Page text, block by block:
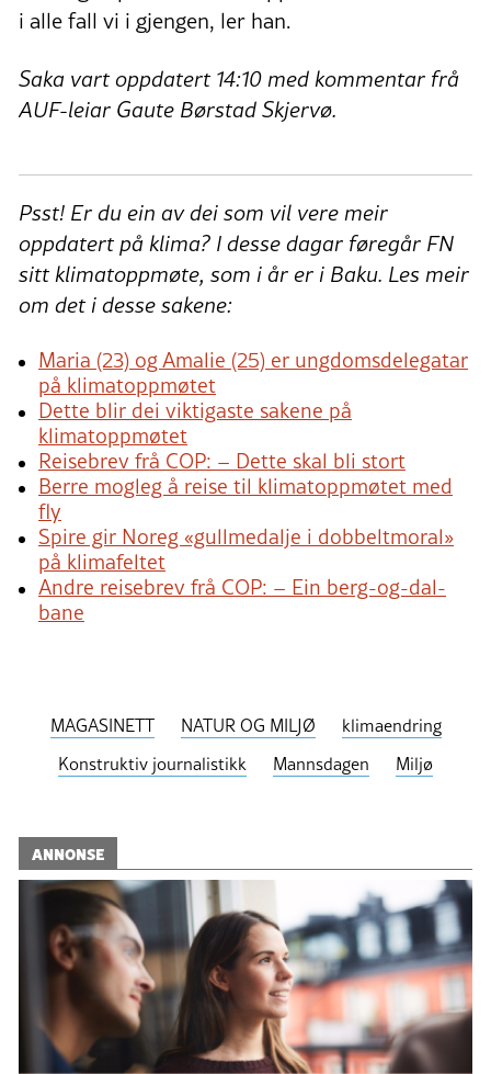
i alle fall vi i gjengen, ler han.
Saka vart oppdatert 14:10 med kommentar frå
AUF-leiar Gaute Børstad Skjervø.
Psst! Er du ein av dei som vil vere meir
oppdatert på klima? I desse dagar føregår FN
sitt klimatoppmøte, som i år er i Baku. Les meir
om det i desse sakene:
Maria (23) og Amalie (25) er ungdomsdelegatar
på klimatoppmøtet
Dette blir dei viktigaste sakene på
klimatoppmøtet
Reisebrev frå COP: – Dette skal bli stort
Berre mogleg å reise til klimatoppmøtet med
fly
Spire gir Noreg «gullmedalje i dobbeltmoral»
på klimafeltet
Andre reisebrev frå COP: – Ein berg-og-dal-
bane
MAGASINETT NATUR OG MILJØ
klimaendring
Konstruktiv journalistikk
Mannsdagen Miljø
ANNONSE